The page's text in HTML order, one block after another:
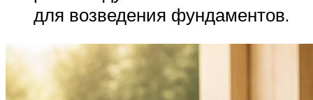
для возведения фундаментов.